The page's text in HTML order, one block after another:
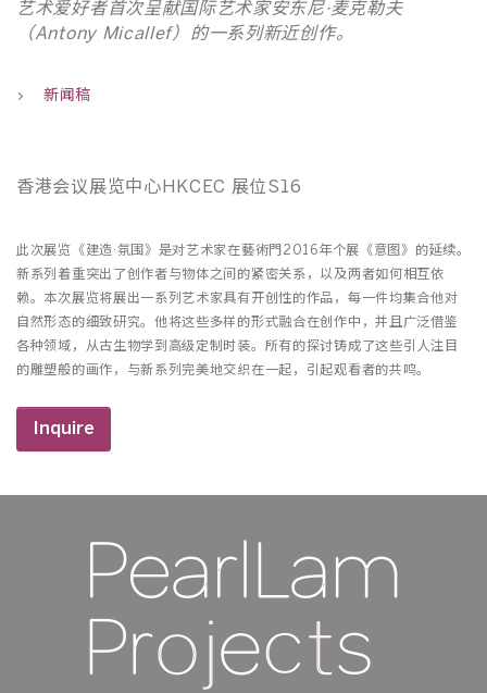
艺术爱好者首次呈献国际艺术家安东尼·麦克勒夫
（Antony Micallef）的一系列新近创作。
新闻稿
香港会议展览中心HKCEC 展位S16
此次展览《建造·氛围》是对艺术家在藝術門2016年个展《意图》的延续。
新系列着重突出了创作者与物体之间的紧密关系，以及两者如何相互依
赖。本次展览将展出一系列艺术家具有开创性的作品，每一件均集合他对
自然形态的细致研究。他将这些多样的形式融合在创作中，并且广泛借鉴
各种领域，从古生物学到高级定制时装。所有的探讨铸成了这些引人注目
的雕塑般的画作，与新系列完美地交织在一起，引起观看者的共鸣。
Inquire